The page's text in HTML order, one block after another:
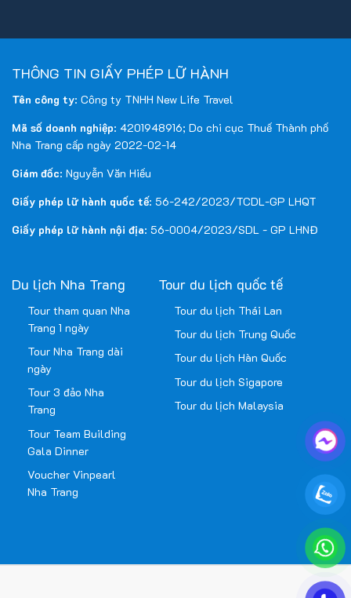
THÔNG TIN GIẤY PHÉP LỮ HÀNH
Tên công ty: Công ty TNHH New Life Travel
Mã số doanh nghiệp: 4201948916; Do chi cục Thuế Thành phố
Nha Trang cấp ngày 2022-02-14
Giám đốc: Nguyễn Văn Hiếu
Giấy phép lữ hành quốc tế: 56-242/2023/TCDL-GP LHQT
Giấy phép lữ hành nội địa: 56-0004/2023/SDL - GP LHNĐ
Du lịch Nha Trang
Tour tham quan Nha
Trang 1 ngày
Tour Nha Trang dài
ngày
Tour 3 đảo Nha
Trang
Tour Team Building
Gala Dinner
Voucher Vinpearl
Nha Trang
Tour du lịch quốc tế
Tour du lịch Thái Lan
Tour du lịch Trung Quốc
Tour du lịch Hàn Quốc
Tour du lịch Sigapore
Tour du lịch Malaysia